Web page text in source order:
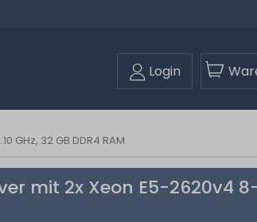
Login
GHz, 32 GB DDR4 RAM
mit 2x Xeon E5-2620v4